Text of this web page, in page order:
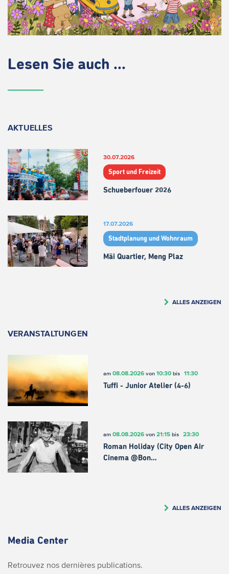
Lesen Sie auch ...
AKTUELLES
30.07.2026
Sport und Freizeit
Schueberfouer 2026
17.07.2026
Stadtplanung und Wohnraum
Mäi Quartier, Meng Plaz
ALLES ANZEIGEN
VERANSTALTUNGEN
am 08.08.2026von 10:30bis 11:30
Tuffi - Junior Atelier (4-6)
am 08.08.2026von 21:15bis 23:30
Roman Holiday (City Open Air
Cinema @Bon…
ALLES ANZEIGEN
Media Center
Retrouvez nos dernières publications.